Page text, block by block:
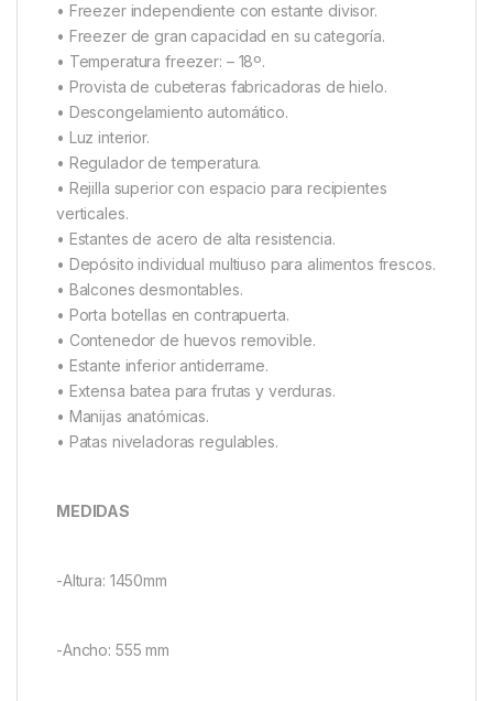
• Freezer independiente con estante divisor.
• Freezer de gran capacidad en su categoría.
• Temperatura freezer: – 18º.
• Provista de cubeteras fabricadoras de hielo.
• Descongelamiento automático.
• Luz interior.
• Regulador de temperatura.
• Rejilla superior con espacio para recipientes
verticales.
• Estantes de acero de alta resistencia.
• Depósito individual multiuso para alimentos frescos.
• Balcones desmontables.
• Porta botellas en contrapuerta.
• Contenedor de huevos removible.
• Estante inferior antiderrame.
• Extensa batea para frutas y verduras.
• Manijas anatómicas.
• Patas niveladoras regulables.
MEDIDAS
-Altura: 1450mm
-Ancho: 555 mm